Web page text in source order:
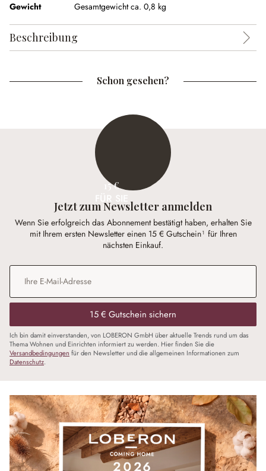
Gewicht
Gesamtgewicht ca. 0,8 kg
Beschreibung
Schon gesehen?
15 €
Jetzt zum Newsletter anmelden
Wenn Sie erfolgreich das Abonnement bestätigt haben, erhalten Sie
mit Ihrem ersten Newsletter einen 15 € Gutschein¹ für Ihren
nächsten Einkauf.
E-Mail-Adresse
15 € Gutschein sichern
Ich bin damit einverstanden, von LOBERON GmbH über aktuelle Trends rund um das
Thema Wohnen und Einrichten informiert zu werden. Hier finden Sie die
Versandbedingungen für den Newsletter und die allgemeinen Informationen zum
Datenschutz.